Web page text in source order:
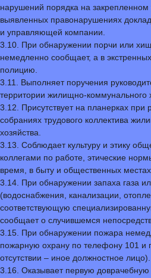
нарушений порядка на закрепленном
выявленных правонарушениях
и управляющей компании.
3.10. При обнаружении порчи или
немедленно сообщает, а в
полицию.
3.11. Выполняет поручения
территории жилищно-коммунального
3.12. Присутствует на планерках при
собраниях трудового коллектива
хозяйства.
3.13. Соблюдает культуру и этику
коллегами по работе, этические
время, в быту и общественных местах.
3.14. При обнаружении запаха газа
(водоснабжения, канализации,
соответствующую
сообщает о случившемся
3.15. При обнаружении пожара
пожарную охрану по телефону 101 и
отсутствии – иное должностное лицо).
3.16. Оказывает первую